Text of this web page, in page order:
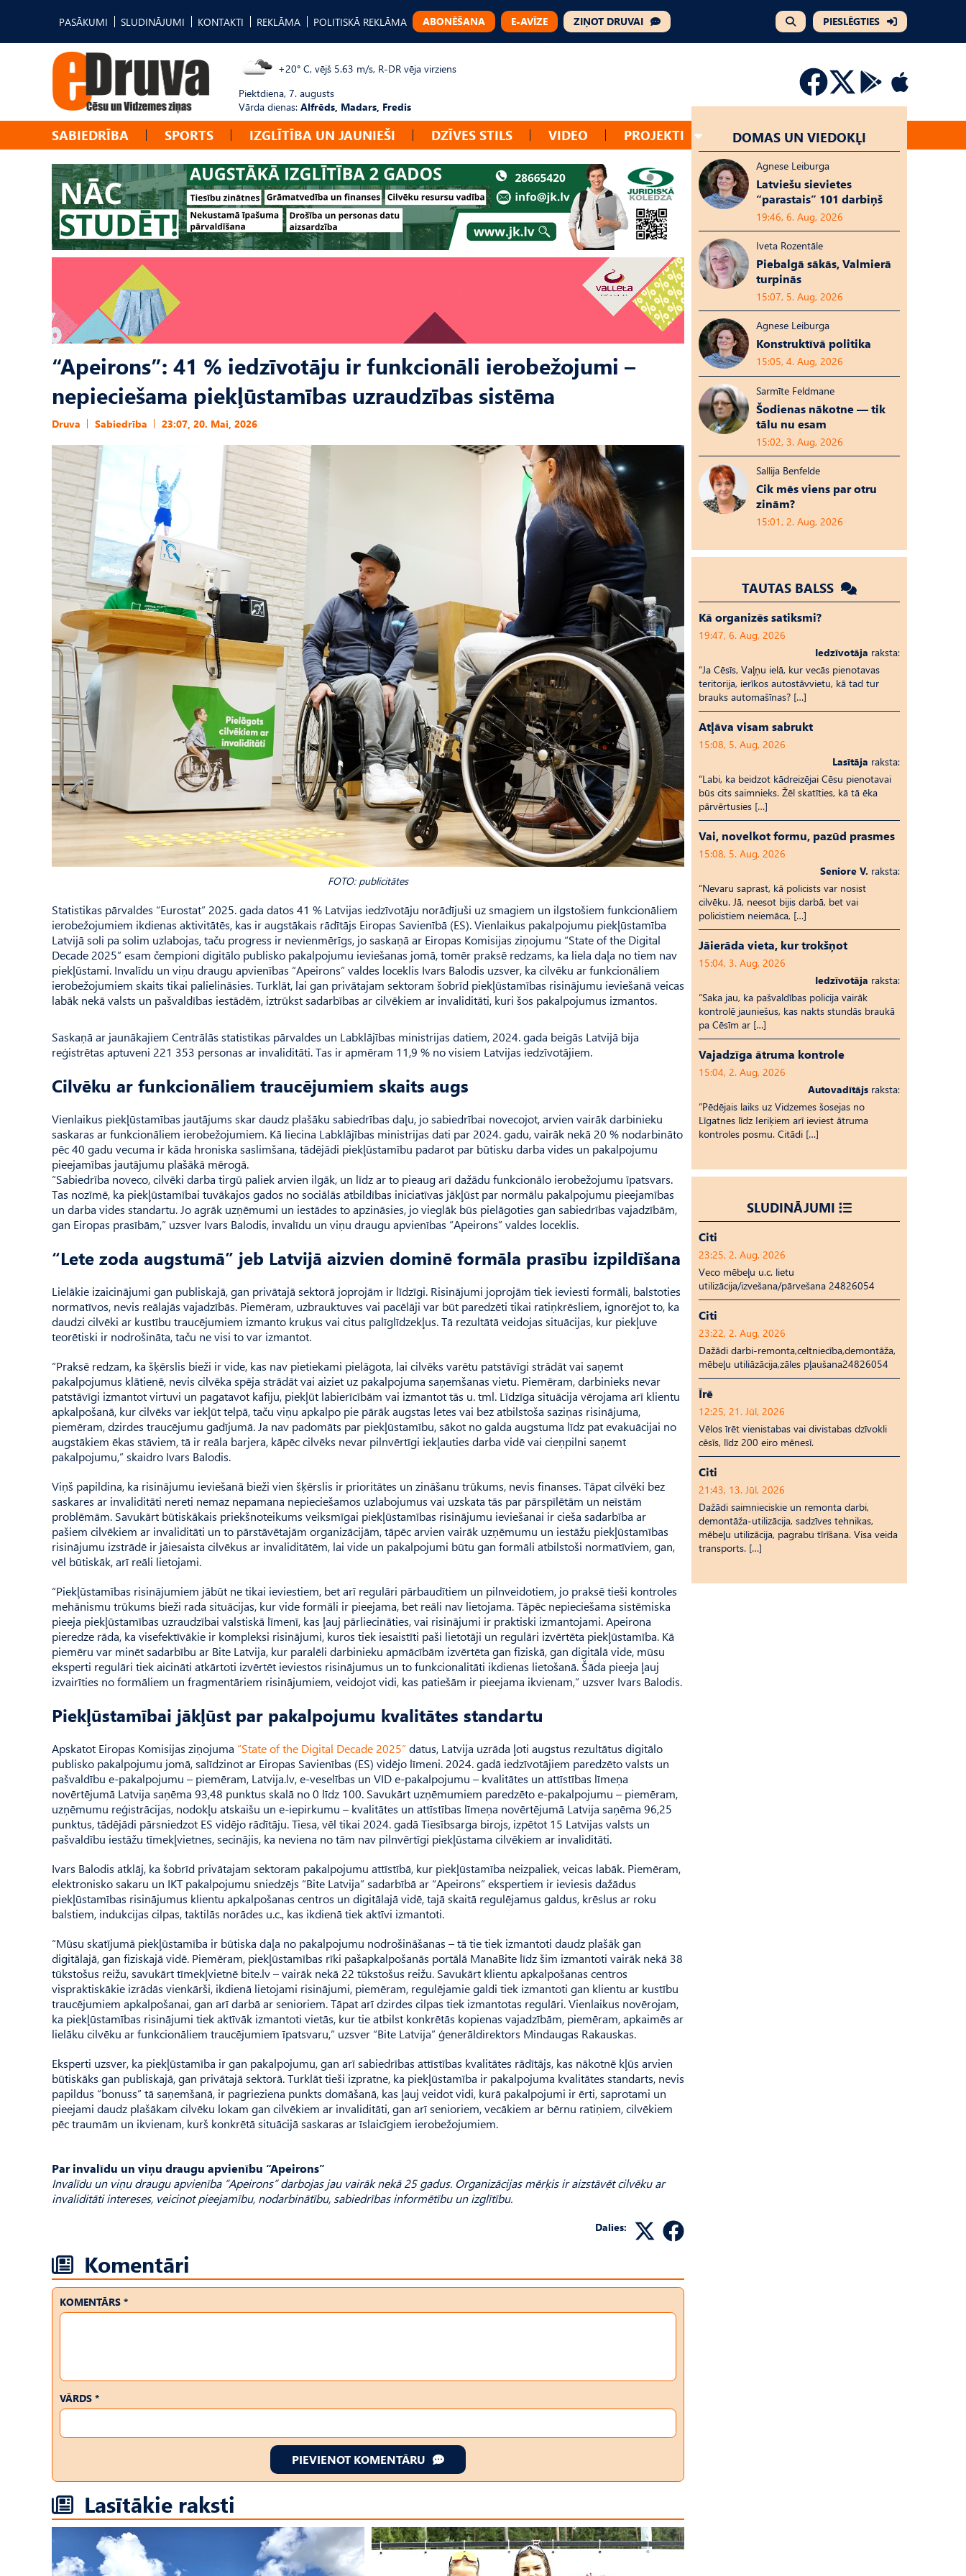
PASĀKUMI SLUDINĀJUMI KONTAKTI REKLĀMA POLITISKĀ REKLĀMA ABONĒŠANA E-AVĪZE ZIŅOT DRUVAI PIESLĒGTIES
+20° C, vējš 5.63 m/s, R-DR vēja virziens
Piektdiena, 7. augusts
Vārda dienas: Alfrēds, Madars, Fredis
SABIEDRĪBA SPORTS IZGLĪTĪBA UN JAUNIEŠI DZĪVES STILS VIDEO PROJEKTI
“Apeirons”: 41 % iedzīvotāju ir funkcionāli ierobežojumi –
nepieciešama piekļūstamības uzraudzības sistēma
Druva Sabiedrība 23:07, 20. Mai, 2026
FOTO: publicitātes
Statistikas pārvaldes “Eurostat” 2025. gada datos 41 % Latvijas iedzīvotāju norādījuši uz smagiem un ilgstošiem funkcionāliem
ierobežojumiem ikdienas aktivitātēs, kas ir augstākais rādītājs Eiropas Savienībā (ES). Vienlaikus pakalpojumu piekļūstamība
Latvijā soli pa solim uzlabojas, taču progress ir nevienmērīgs, jo saskaņā ar Eiropas Komisijas ziņojumu “State of the Digital
Decade 2025” esam čempioni digitālo publisko pakalpojumu ieviešanas jomā, tomēr praksē redzams, ka liela daļa no tiem nav
piekļūstami. Invalīdu un viņu draugu apvienības “Apeirons” valdes loceklis Ivars Balodis uzsver, ka cilvēku ar funkcionāliem
ierobežojumiem skaits tikai palielināsies. Turklāt, lai gan privātajam sektoram šobrīd piekļūstamības risinājumu ieviešanā veicas
labāk nekā valsts un pašvaldības iestādēm, iztrūkst sadarbības ar cilvēkiem ar invaliditāti, kuri šos pakalpojumus izmantos.
Saskaņā ar jaunākajiem Centrālās statistikas pārvaldes un Labklājības ministrijas datiem, 2024. gada beigās Latvijā bija
reģistrētas aptuveni 221 353 personas ar invaliditāti. Tas ir apmēram 11,9 % no visiem Latvijas iedzīvotājiem.
Cilvēku ar funkcionāliem traucējumiem skaits augs
Vienlaikus piekļūstamības jautājums skar daudz plašāku sabiedrības daļu, jo sabiedrībai novecojot, arvien vairāk darbinieku
saskaras ar funkcionāliem ierobežojumiem. Kā liecina Labklājības ministrijas dati par 2024. gadu, vairāk nekā 20 % nodarbināto
pēc 40 gadu vecuma ir kāda hroniska saslimšana, tādējādi piekļūstamību padarot par būtisku darba vides un pakalpojumu
pieejamības jautājumu plašākā mērogā.
“Sabiedrība noveco, cilvēki darba tirgū paliek arvien ilgāk, un līdz ar to pieaug arī dažādu funkcionālo ierobežojumu īpatsvars.
Tas nozīmē, ka piekļūstamībai tuvākajos gados no sociālās atbildības iniciatīvas jākļūst par normālu pakalpojumu pieejamības
un darba vides standartu. Jo agrāk uzņēmumi un iestādes to apzināsies, jo vieglāk būs pielāgoties gan sabiedrības vajadzībām,
gan Eiropas prasībām,” uzsver Ivars Balodis, invalīdu un viņu draugu apvienības “Apeirons” valdes loceklis.
“Lete zoda augstumā” jeb Latvijā aizvien dominē formāla prasību izpildīšana
Lielākie izaicinājumi gan publiskajā, gan privātajā sektorā joprojām ir līdzīgi. Risinājumi joprojām tiek ieviesti formāli, balstoties
normatīvos, nevis reālajās vajadzībās. Piemēram, uzbrauktuves vai pacēlāji var būt paredzēti tikai ratiņkrēsliem, ignorējot to, ka
daudzi cilvēki ar kustību traucējumiem izmanto kruķus vai citus palīglīdzekļus. Tā rezultātā veidojas situācijas, kur piekļuve
teorētiski ir nodrošināta, taču ne visi to var izmantot.
“Praksē redzam, ka šķērslis bieži ir vide, kas nav pietiekami pielāgota, lai cilvēks varētu patstāvīgi strādāt vai saņemt
pakalpojumus klātienē, nevis cilvēka spēja strādāt vai aiziet uz pakalpojuma saņemšanas vietu. Piemēram, darbinieks nevar
patstāvīgi izmantot virtuvi un pagatavot kafiju, piekļūt labierīcībām vai izmantot tās u. tml. Līdzīga situācija vērojama arī klientu
apkalpošanā, kur cilvēks var iekļūt telpā, taču viņu apkalpo pie pārāk augstas letes vai bez atbilstoša saziņas risinājuma,
piemēram, dzirdes traucējumu gadījumā. Ja nav padomāts par piekļūstamību, sākot no galda augstuma līdz pat evakuācijai no
augstākiem ēkas stāviem, tā ir reāla barjera, kāpēc cilvēks nevar pilnvērtīgi iekļauties darba vidē vai cieņpilni saņemt
pakalpojumu,” skaidro Ivars Balodis.
Viņš papildina, ka risinājumu ieviešanā bieži vien šķērslis ir prioritātes un zināšanu trūkums, nevis finanses. Tāpat cilvēki bez
saskares ar invaliditāti nereti nemaz nepamana nepieciešamos uzlabojumus vai uzskata tās par pārspīlētām un neīstām
problēmām. Savukārt būtiskākais priekšnoteikums veiksmīgai piekļūstamības risinājumu ieviešanai ir cieša sadarbība ar
pašiem cilvēkiem ar invaliditāti un to pārstāvētajām organizācijām, tāpēc arvien vairāk uzņēmumu un iestāžu piekļūstamības
risinājumu izstrādē ir jāiesaista cilvēkus ar invaliditātēm, lai vide un pakalpojumi būtu gan formāli atbilstoši normatīviem, gan,
vēl būtiskāk, arī reāli lietojami.
“Piekļūstamības risinājumiem jābūt ne tikai ieviestiem, bet arī regulāri pārbaudītiem un pilnveidotiem, jo praksē tieši kontroles
mehānismu trūkums bieži rada situācijas, kur vide formāli ir pieejama, bet reāli nav lietojama. Tāpēc nepieciešama sistēmiska
pieeja piekļūstamības uzraudzībai valstiskā līmenī, kas ļauj pārliecināties, vai risinājumi ir praktiski izmantojami. Apeirona
pieredze rāda, ka visefektīvākie ir kompleksi risinājumi, kuros tiek iesaistīti paši lietotāji un regulāri izvērtēta piekļūstamība. Kā
piemēru var minēt sadarbību ar Bite Latvija, kur paralēli darbinieku apmācībām izvērtēta gan fiziskā, gan digitālā vide, mūsu
eksperti regulāri tiek aicināti atkārtoti izvērtēt ieviestos risinājumus un to funkcionalitāti ikdienas lietošanā. Šāda pieeja ļauj
izvairīties no formāliem un fragmentāriem risinājumiem, veidojot vidi, kas patiešām ir pieejama ikvienam,” uzsver Ivars Balodis.
Piekļūstamībai jākļūst par pakalpojumu kvalitātes standartu
Apskatot Eiropas Komisijas ziņojuma “State of the Digital Decade 2025” datus, Latvija uzrāda ļoti augstus rezultātus digitālo
publisko pakalpojumu jomā, salīdzinot ar Eiropas Savienības (ES) vidējo līmeni. 2024. gadā iedzīvotājiem paredzēto valsts un
pašvaldību e-pakalpojumu – piemēram, Latvija.lv, e-veselības un VID e-pakalpojumu – kvalitātes un attīstības līmeņa
novērtējumā Latvija saņēma 93,48 punktus skalā no 0 līdz 100. Savukārt uzņēmumiem paredzēto e-pakalpojumu – piemēram,
uzņēmumu reģistrācijas, nodokļu atskaišu un e-iepirkumu – kvalitātes un attīstības līmeņa novērtējumā Latvija saņēma 96,25
punktus, tādējādi pārsniedzot ES vidējo rādītāju. Tiesa, vēl tikai 2024. gadā Tiesībsarga birojs, izpētot 15 Latvijas valsts un
pašvaldību iestāžu tīmekļvietnes, secinājis, ka neviena no tām nav pilnvērtīgi piekļūstama cilvēkiem ar invaliditāti.
Ivars Balodis atklāj, ka šobrīd privātajam sektoram pakalpojumu attīstībā, kur piekļūstamība neizpaliek, veicas labāk. Piemēram,
elektronisko sakaru un IKT pakalpojumu sniedzējs “Bite Latvija” sadarbībā ar “Apeirons” ekspertiem ir ieviesis dažādus
piekļūstamības risinājumus klientu apkalpošanas centros un digitālajā vidē, tajā skaitā regulējamus galdus, krēslus ar roku
balstiem, indukcijas cilpas, taktilās norādes u.c., kas ikdienā tiek aktīvi izmantoti.
“Mūsu skatījumā piekļūstamība ir būtiska daļa no pakalpojumu nodrošināšanas – tā tie tiek izmantoti daudz plašāk gan
digitālajā, gan fiziskajā vidē. Piemēram, piekļūstamības rīki pašapkalpošanās portālā ManaBite līdz šim izmantoti vairāk nekā 38
tūkstošus reižu, savukārt tīmekļvietnē bite.lv – vairāk nekā 22 tūkstošus reižu. Savukārt klientu apkalpošanas centros
vispraktiskākie izrādās vienkārši, ikdienā lietojami risinājumi, piemēram, regulējamie galdi tiek izmantoti gan klientu ar kustību
traucējumiem apkalpošanai, gan arī darbā ar senioriem. Tāpat arī dzirdes cilpas tiek izmantotas regulāri. Vienlaikus novērojam,
ka piekļūstamības risinājumi tiek aktīvāk izmantoti vietās, kur tie atbilst konkrētās kopienas vajadzībām, piemēram, apkaimēs ar
lielāku cilvēku ar funkcionāliem traucējumiem īpatsvaru,” uzsver “Bite Latvija” ģenerāldirektors Mindaugas Rakauskas.
Eksperti uzsver, ka piekļūstamība ir gan pakalpojumu, gan arī sabiedrības attīstības kvalitātes rādītājs, kas nākotnē kļūs arvien
būtiskāks gan publiskajā, gan privātajā sektorā. Turklāt tieši izpratne, ka piekļūstamība ir pakalpojuma kvalitātes standarts, nevis
papildus “bonuss” tā saņemšanā, ir pagrieziena punkts domāšanā, kas ļauj veidot vidi, kurā pakalpojumi ir ērti, saprotami un
pieejami daudz plašākam cilvēku lokam gan cilvēkiem ar invaliditāti, gan arī senioriem, vecākiem ar bērnu ratiņiem, cilvēkiem
pēc traumām un ikvienam, kurš konkrētā situācijā saskaras ar īslaicīgiem ierobežojumiem.
Par invalīdu un viņu draugu apvienību “Apeirons”
Invalīdu un viņu draugu apvienība “Apeirons” darbojas jau vairāk nekā 25 gadus. Organizācijas mērķis ir aizstāvēt cilvēku ar
invaliditāti intereses, veicinot pieejamību, nodarbinātību, sabiedrības informētību un izglītību.
Dalies:
Komentāri
KOMENTĀRS *
VĀRDS *
PIEVIENOT KOMENTĀRU
Lasītākie raksti
DOMAS UN VIEDOKĻI
Agnese Leiburga
Latviešu sievietes
“parastais” 101 darbiņš
19:46, 6. Aug, 2026
Iveta Rozentāle
Piebalgā sākās, Valmierā
turpinās
15:07, 5. Aug, 2026
Agnese Leiburga
Konstruktīvā politika
15:05, 4. Aug, 2026
Sarmīte Feldmane
Šodienas nākotne — tik
tālu nu esam
15:02, 3. Aug, 2026
Sallija Benfelde
Cik mēs viens par otru
zinām?
15:01, 2. Aug, 2026
TAUTAS BALSS
Kā organizēs satiksmi?
19:47, 6. Aug, 2026
Iedzīvotāja raksta:
“Ja Cēsīs, Vaļņu ielā, kur vecās pienotavas
teritorija, ierīkos autostāvvietu, kā tad tur
brauks automašīnas? […]
Atļāva visam sabrukt
15:08, 5. Aug, 2026
Lasītāja raksta:
“Labi, ka beidzot kādreizējai Cēsu pienotavai
būs cits saimnieks. Žēl skatīties, kā tā ēka
pārvērtusies […]
Vai, novelkot formu, pazūd prasmes
15:08, 5. Aug, 2026
Seniore V. raksta:
“Nevaru saprast, kā policists var nosist
cilvēku. Jā, neesot bijis darbā, bet vai
policistiem neiemāca, […]
Jāierāda vieta, kur trokšņot
15:04, 3. Aug, 2026
Iedzīvotāja raksta:
“Saka jau, ka pašvaldības policija vairāk
kontrolē jauniešus, kas nakts stundās braukā
pa Cēsīm ar […]
Vajadzīga ātruma kontrole
15:04, 2. Aug, 2026
Autovadītājs raksta:
“Pēdējais laiks uz Vid­ze­mes šosejas no
Līgatnes līdz Ieriķiem arī ieviest ātruma
kontroles posmu. Citādi […]
SLUDINĀJUMI
Citi
23:25, 2. Aug, 2026
Veco mēbeļu u.c. lietu
utilizācija/izvešana/pārvešana 24826054
Citi
23:22, 2. Aug, 2026
Dažādi darbi-remonta,celtniecība,demontāža,
mēbeļu utiliāzācija,zāles pļaušana24826054
Īrē
12:25, 21. Jūl, 2026
Vēlos īrēt vienistabas vai divistabas dzīvokli
cēsīs, līdz 200 eiro mēnesī.
Citi
21:43, 13. Jūl, 2026
Dažādi saimnieciskie un remonta darbi,
demontāža-utilizācija, sadzīves tehnikas,
mēbeļu utilizācija, pagrabu tīrīšana. Visa veida
transports. […]